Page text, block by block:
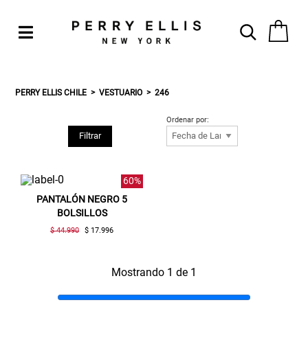
PERRY ELLIS CHILE VESTUARIO 246
Filtrar
Ordenar por:
60%
PANTALÓN NEGRO 5
BOLSILLOS
$ 44.990 $ 17.996
Mostrando 1 de 1